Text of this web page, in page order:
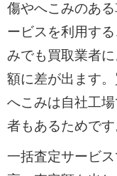
傷やへこみのあ
ービスを利用す
みでも買取業者
額に差が出ます
へこみは自社工
者もあるためです
一括査定サービ